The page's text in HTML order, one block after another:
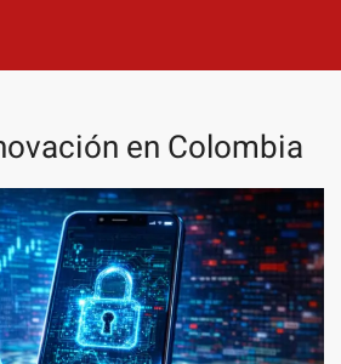
en Colombia